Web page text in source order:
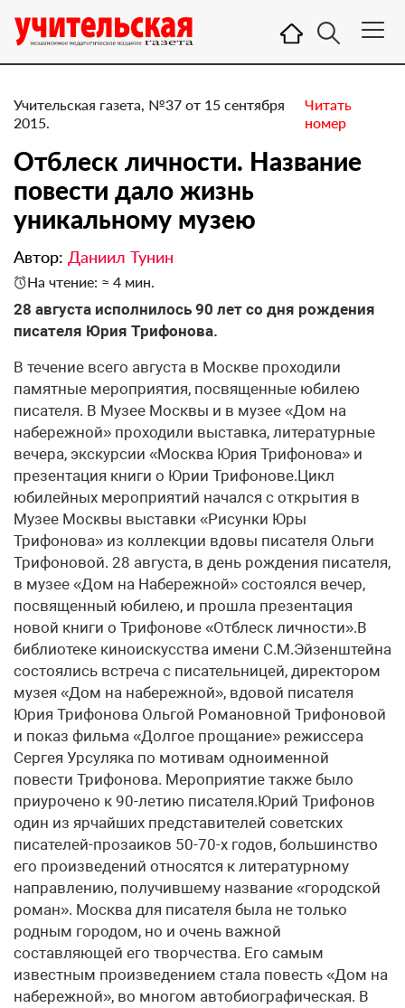
Учительская газета, №37 от 15 сентября
2015.
Читать
номер
Отблеск личности. Название
повести дало жизнь
уникальному музею
Автор: Даниил Тунин
На чтение: ≈ 4 мин.
28 августа исполнилось 90 лет со дня рождения
писателя Юрия Трифонова.
В течение всего августа в Москве проходили
памятные мероприятия, посвященные юбилею
писателя. В Музее Москвы и в музее «Дом на
набережной» проходили выставка, литературные
вечера, экскурсии «Москва Юрия Трифонова» и
презентация книги о Юрии Трифонове.Цикл
юбилейных мероприятий начался с открытия в
Музее Москвы выставки «Рисунки Юры
Трифонова» из коллекции вдовы писателя Ольги
Трифоновой. 28 августа, в день рождения писателя,
в музее «Дом на Набережной» состоялся вечер,
посвященный юбилею, и прошла презентация
новой книги о Трифонове «Отблеск личности».В
библиотеке киноискусства имени С.М.Эйзенштейна
состоялись встреча с писательницей, директором
музея «Дом на набережной», вдовой писателя
Юрия Трифонова Ольгой Романовной Трифоновой
и показ фильма «Долгое прощание» режиссера
Сергея Урсуляка по мотивам одноименной
повести Трифонова. Мероприятие также было
приурочено к 90-летию писателя.Юрий Трифонов
один из ярчайших представителей советских
писателей-прозаиков 50-70-х годов, большинство
его произведений относятся к литературному
направлению, получившему название «городской
роман». Москва для писателя была не только
родным городом, но и очень важной
составляющей его творчества. Его самым
известным произведением стала повесть «Дом на
набережной», во многом автобиографическая. В